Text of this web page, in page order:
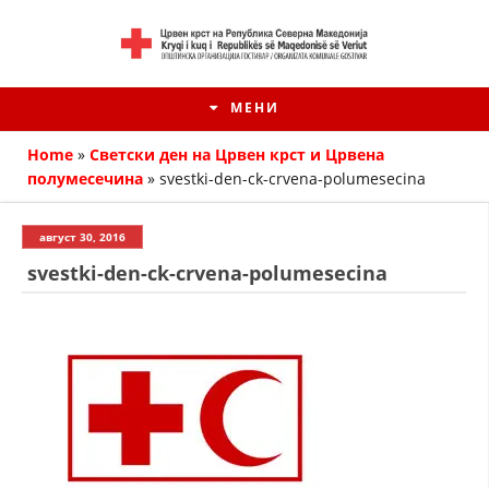
МЕНИ
HISTORIA E KRYQIT TË KUQ
ИСТОРИЈАТ НА ДВИЖЕЊЕТО
Home » Светски ден на Црвен крст и Црвена
полумесечина » svestki-den-ck-crvena-polumesecina
август 30, 2016
svestki-den-ck-crvena-polumesecina